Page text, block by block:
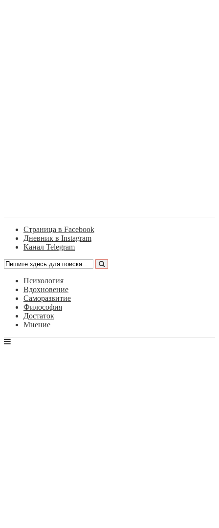
Страница в Facebook
Дневник в Instagram
Канал Telegram
Психология
Вдохновение
Саморазвитие
Философия
Достаток
Мнение